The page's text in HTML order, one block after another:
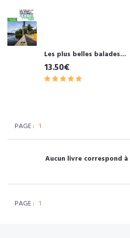
Les plus belles balades...
13.50€
PAGE : 1
Aucun livre correspond
PAGE : 1